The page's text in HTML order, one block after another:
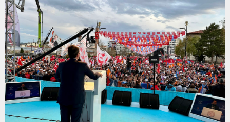
hesabından paylaşımda bulunan Cumhurbaşkanı Recep Tayyip
Erdoğan, “Yarın milletimizin her bir ferdini, İstanbul Atatürk
Havalimanı’nda...